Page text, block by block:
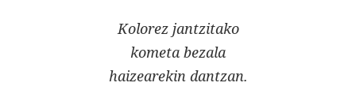
Kolorez jantzitako
kometa bezala
haizearekin dantzan.